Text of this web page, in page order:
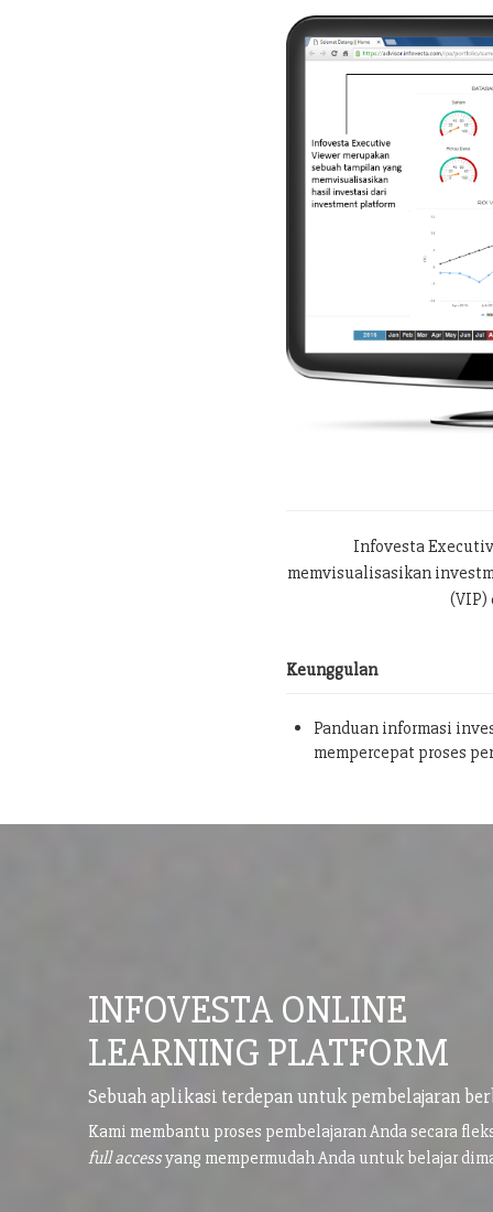
Infovesta
memvisualisasikan
(VIP)
Keunggulan
Panduan informasi
mempercepat proses
INFOVESTA ONLINE
LEARNING PLATFORM
Sebuah aplikasi terdepan untuk pembelajaran
Kami membantu proses pembelajaran Anda secara
full accessyang mempermudah Anda untuk belajar